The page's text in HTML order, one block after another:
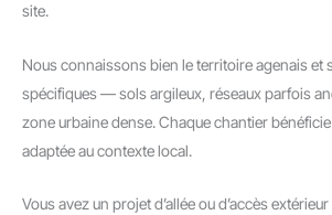
site.
Nous connaissons bien le territoire agenais et
spécifiques — sols argileux, réseaux parfois
zone urbaine dense. Chaque chantier bénéficie
adaptée au contexte local.
Vous avez un projet d’allée ou d’accès